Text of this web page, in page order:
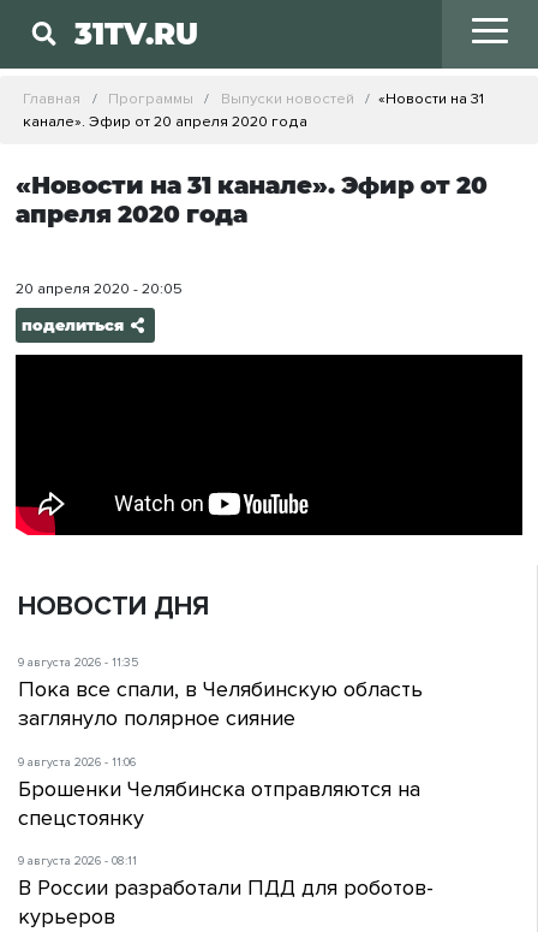
31TV.RU
Главная Программы Выпуски новостей
«Новости на 31
канале». Эфир от 20 апреля 2020 года
«Новости на 31 канале». Эфир от 20
апреля 2020 года
20 апреля 2020 - 20:05
поделиться
НОВОСТИ ДНЯ
9 августа 2026 - 11:35
Пока все спали, в Челябинскую область
заглянуло полярное сияние
9 августа 2026 - 11:06
Брошенки Челябинска отправляются на
спецстоянку
9 августа 2026 - 08:11
В России разработали ПДД для роботов-
курьеров